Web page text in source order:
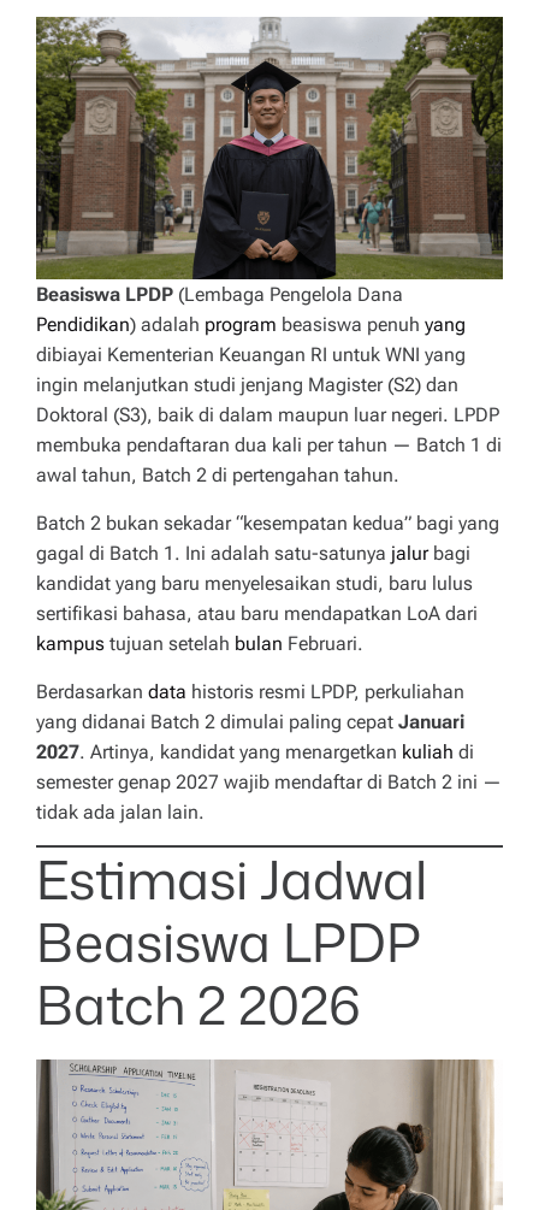
Beasiswa LPDP (Lembaga Pengelola Dana
Pendidikan) adalah program beasiswa penuh yang
dibiayai Kementerian Keuangan RI untuk WNI yang
ingin melanjutkan studi jenjang Magister (S2) dan
Doktoral (S3), baik di dalam maupun luar negeri. LPDP
membuka pendaftaran dua kali per tahun — Batch 1 di
awal tahun, Batch 2 di pertengahan tahun.
Batch 2 bukan sekadar “kesempatan kedua” bagi yang
gagal di Batch 1. Ini adalah satu-satunya jalurbagi
kandidat yang baru menyelesaikan studi, baru lulus
sertifikasi bahasa, atau baru mendapatkan LoA dari
kampus tujuan setelah bulan Februari.
Berdasarkan data historis resmi LPDP, perkuliahan
yang didanai Batch 2 dimulai paling cepat Januari
2027. Artinya, kandidat yang menargetkan kuliah di
semester genap 2027 wajib mendaftar di Batch 2 ini —
tidak ada jalan lain.
Estimasi Jadwal
Beasiswa LPDP
Batch 2 2026